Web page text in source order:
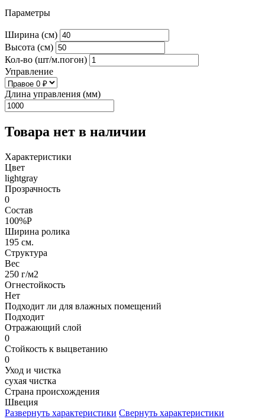
Параметры
Ширина (см)
Высота (см)
Кол-во (шт/м.погон)
Управление
Длина управления (мм)
Товара нет в наличии
Характеристики
Цвет
lightgray
Прозрачность
0
Состав
100%P
Ширина ролика
195 см.
Структура
Вес
250 г/м2
Огнестойкость
Нет
Подходит ли для влажных помещений
Подходит
Отражающий слой
0
Стойкость к выцветанию
0
Уход и чистка
сухая чистка
Страна происхождения
Швеция
Развернуть характеристики Свернуть характеристики